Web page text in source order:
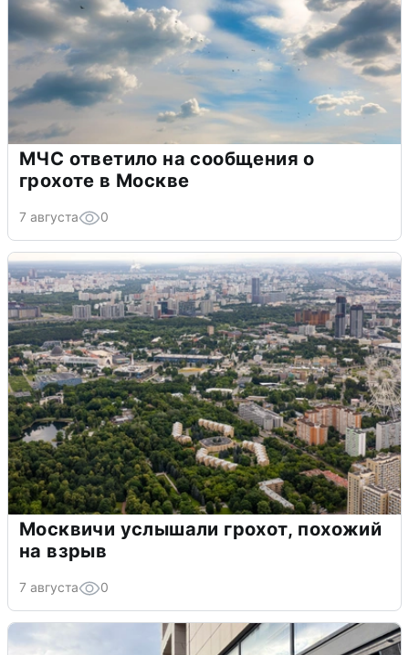
МЧС ответило на сообщения о
грохоте в Москве
7 августа 0
Москвичи услышали грохот, похожий
на взрыв
7 августа 0